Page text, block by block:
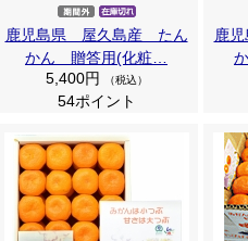
鹿児島県 屋久島産 たん
かん 贈答用(化粧…
5,400円
（税込）
54ポイント
鹿